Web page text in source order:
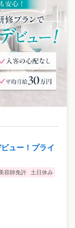
ュー！プライ
容師免許
土日休み